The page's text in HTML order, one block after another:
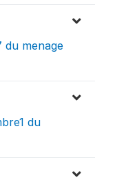
du menage
du